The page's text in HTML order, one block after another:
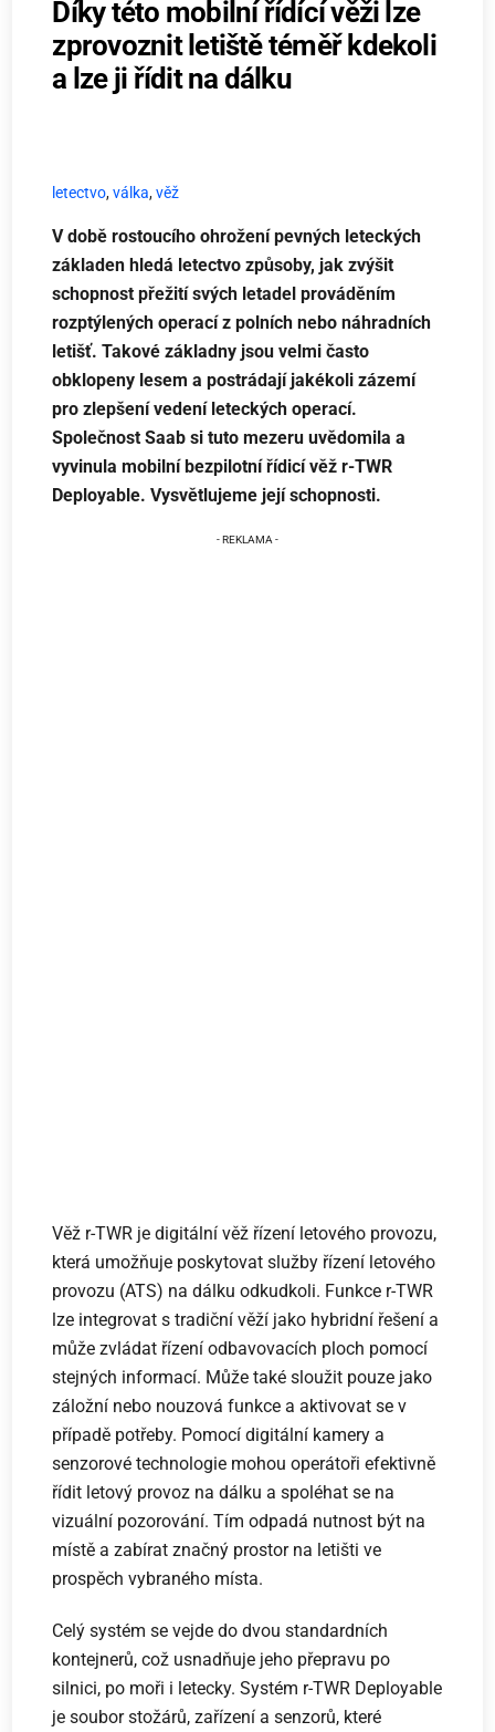
Díky této mobilní řídící věži lze
zprovoznit letiště téměř kdekoli
a lze ji řídit na dálku
letectvo,válka,věž
V době rostoucího ohrožení pevných leteckých
základen hledá letectvo způsoby, jak zvýšit
schopnost přežití svých letadel prováděním
rozptýlených operací z polních nebo náhradních
letišť. Takové základny jsou velmi často
obklopeny lesem a postrádají jakékoli zázemí
pro zlepšení vedení leteckých operací.
Společnost Saab si tuto mezeru uvědomila a
vyvinula mobilní bezpilotní řídicí věž r-TWR
Deployable. Vysvětlujeme její schopnosti.
Věž r-TWR je digitální věž řízení letového provozu,
která umožňuje poskytovat služby řízení letového
provozu (ATS) na dálku odkudkoli. Funkce r-TWR
lze integrovat s tradiční věží jako hybridní řešení a
může zvládat řízení odbavovacích ploch pomocí
stejných informací. Může také sloužit pouze jako
záložní nebo nouzová funkce a aktivovat se v
případě potřeby. Pomocí digitální kamery a
senzorové technologie mohou operátoři efektivně
řídit letový provoz na dálku a spoléhat se na
vizuální pozorování. Tím odpadá nutnost být na
místě a zabírat značný prostor na letišti ve
prospěch vybraného místa.
Celý systém se vejde do dvou standardních
kontejnerů, což usnadňuje jeho přepravu po
silnici, po moři i letecky. Systém r-TWR Deployable
je soubor stožárů, zařízení a senzorů, které